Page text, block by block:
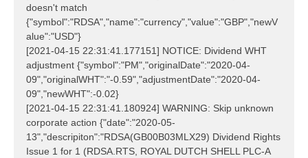
doesn't match
{"symbol":"RDSA","name":"currency","value":"GBP","newV
alue":"USD"}
[2021-04-15 22:31:41.177151] NOTICE: Dividend WHT
adjustment {"symbol":"PM","originalDate":"2020-04-
09","originalWHT":"-0.59","adjustmentDate":"2020-04-
09","newWHT":-0.02}
[2021-04-15 22:31:41.180924] WARNING: Skip unknown
corporate action {"date":"2020-05-
13","descripiton":"RDSA(GB00B03MLX29) Dividend Rights
Issue 1 for 1 (RDSA.RTS, ROYAL DUTCH SHELL PLC-A